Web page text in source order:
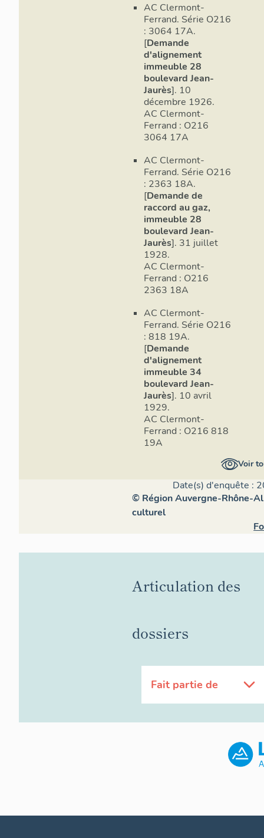
AC Clermont-
Ferrand. Série O216
: 3064 17A.
[Demande
d'alignement
immeuble 28
boulevard Jean-
Jaurès]. 10
décembre 1926.
AC Clermont-
Ferrand : O216
3064 17A
AC Clermont-
Ferrand. Série O216
: 2363 18A.
[Demande de
raccord au gaz,
immeuble 28
boulevard Jean-
Jaurès]. 31 juillet
1928.
AC Clermont-
Ferrand : O216
2363 18A
AC Clermont-
Ferrand. Série O216
: 818 19A.
[Demande
d'alignement
immeuble 34
boulevard Jean-
Jaurès]. 10 avril
1929.
AC Clermont-
Ferrand : O216 818
19A
Voir
Date(s) d'enquête :
© Région Auvergne-Rhône-
culturel
Articulation des
dossiers
Fait partie de